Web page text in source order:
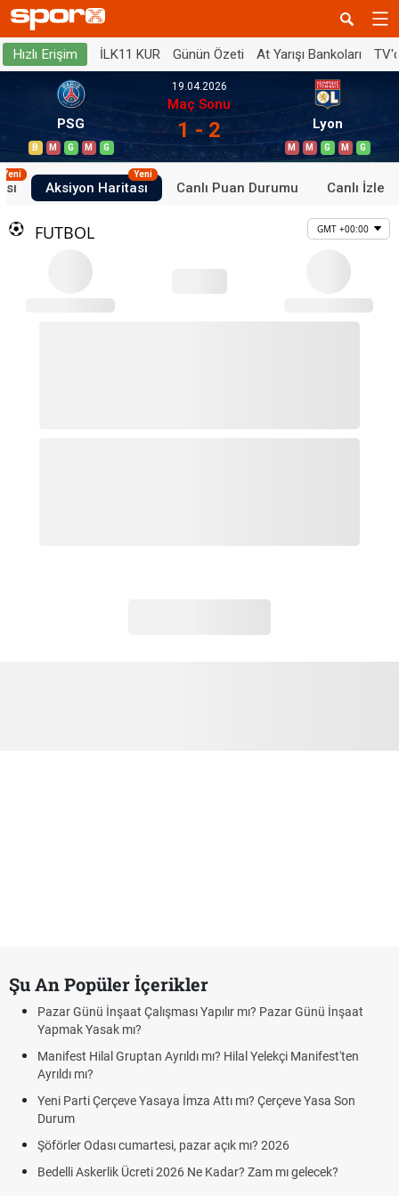
Hızlı Erişim İLK11 KUR Günün Özeti At Yarışı Bankoları
PSG
B M G M G
19.04.2026
Maç Sonu
1 - 2 Lyon
M M G M G
Yeni
Aksiyon Haritası
Yeni
Canlı Puan Durumu Canlı İzle
FUTBOL GMT +00:00
Şu An Popüler İçerikler
Pazar Günü İnşaat Çalışması Yapılır mı? Pazar Günü İnşaat
Yapmak Yasak mı?
Manifest Hilal Gruptan Ayrıldı mı? Hilal Yelekçi Manifest'ten
Ayrıldı mı?
Yeni Parti Çerçeve Yasaya İmza Attı mı? Çerçeve Yasa Son
Durum
Şöförler Odası cumartesi, pazar açık mı? 2026
Bedelli Askerlik Ücreti 2026 Ne Kadar? Zam mı gelecek?